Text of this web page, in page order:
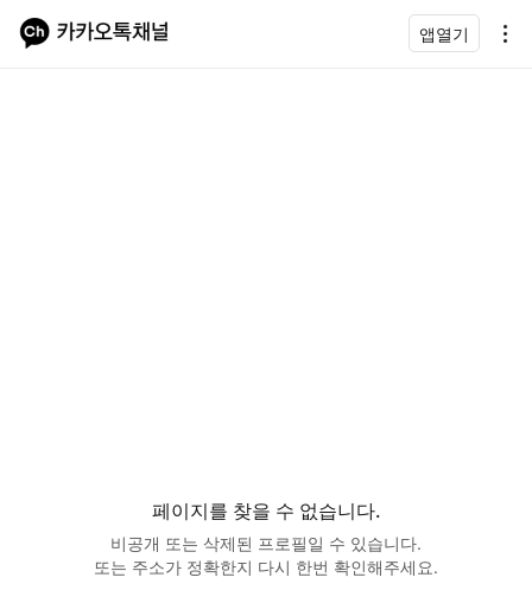
앱열기
페이지를 찾을 수 없습니다.
비공개 또는 삭제된 프로필일 수 있습니다.
또는 주소가 정확한지 다시 한번 확인해주세요.